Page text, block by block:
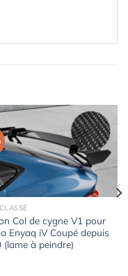
Col de cygne V1 pour
Enyaq iV Coupé depuis
(lame à peindre)